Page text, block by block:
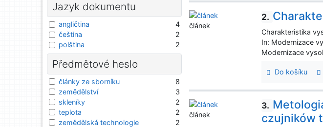
2.
Charakteristika
In: Modernizace
Modernizace
Do košíku
článek
3.
czujników
článek
Jazyk dokumentu
angličtina
4
čeština
2
polština
2
Předmětové heslo
články ze sborníku
8
zemědělství
3
skleníky
2
teplota
2
zemědělská technologie
2